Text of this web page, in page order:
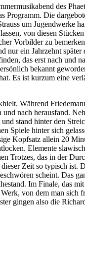
des
Programm. Die
um Jugendwerke
von diesen
Vorbilder zu
nur ein Jahrzehnt
das erst nach und
bekannt
Es ist kurzum eine
Während
nach herausfand.
stand hinter den
Spiele hinter sich
Kopfsatz allein 20
Elemente
Trotzes, das in der
Zeit so typisch ist.
scheint. Das
Im Finale, das
von dem man sich
gingen also die